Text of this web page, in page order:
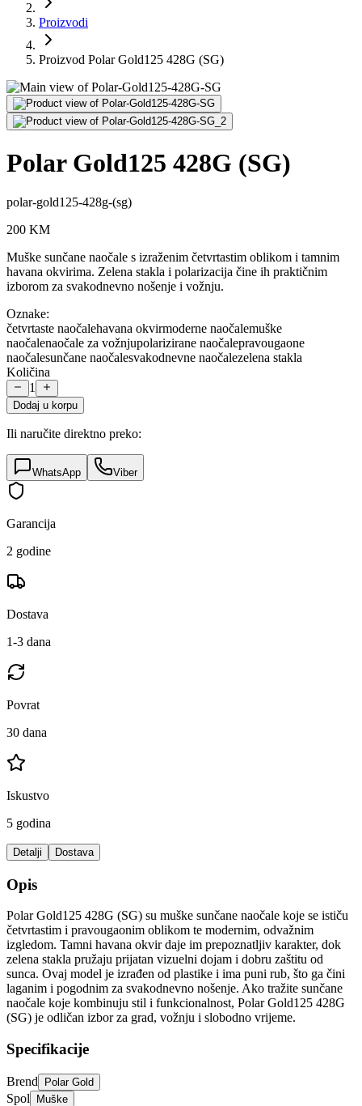
Proizvodi
Proizvod Polar Gold125 428G (SG)
Polar Gold125 428G (SG)
polar-gold125-428g-(sg)
200 KM
Muške sunčane naočale s izraženim četvrtastim oblikom i tamnim
havana okvirima. Zelena stakla i polarizacija čine ih praktičnim
izborom za svakodnevno nošenje i vožnju.
Oznake:
četvrtaste naočalehavana okvirmoderne naočalemuške
naočalenaočale za vožnjupolarizirane naočalepravougaone
naočalesunčane naočalesvakodnevne naočalezelena stakla
Količina
1
Dodaj u korpu
Ili naručite direktno preko:
WhatsApp Viber
Garancija
2 godine
Dostava
1-3 dana
Povrat
30 dana
Iskustvo
5 godina
Detalji Dostava
Opis
Polar Gold125 428G (SG) su muške sunčane naočale koje se ističu
četvrtastim i pravougaonim oblikom te modernim, odvažnim
izgledom. Tamni havana okvir daje im prepoznatljiv karakter, dok
zelena stakla pružaju prijatan vizuelni dojam i dobru zaštitu od
sunca. Ovaj model je izrađen od plastike i ima puni rub, što ga čini
laganim i pogodnim za svakodnevno nošenje. Ako tražite sunčane
naočale koje kombinuju stil i funkcionalnost, Polar Gold125 428G
(SG) je odličan izbor za grad, vožnju i slobodno vrijeme.
Specifikacije
Brend Polar Gold
Spol Muške